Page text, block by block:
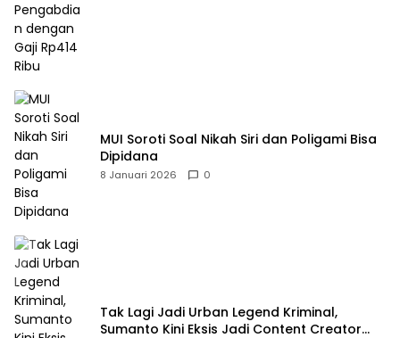
MUI Soroti Soal Nikah Siri dan Poligami Bisa
Dipidana
8 Januari 2026 0
Tak Lagi Jadi Urban Legend Kriminal,
Sumanto Kini Eksis Jadi Content Creator